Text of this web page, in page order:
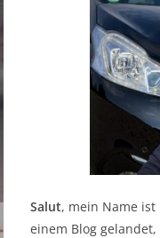
Salut, mein Name
einem Blog